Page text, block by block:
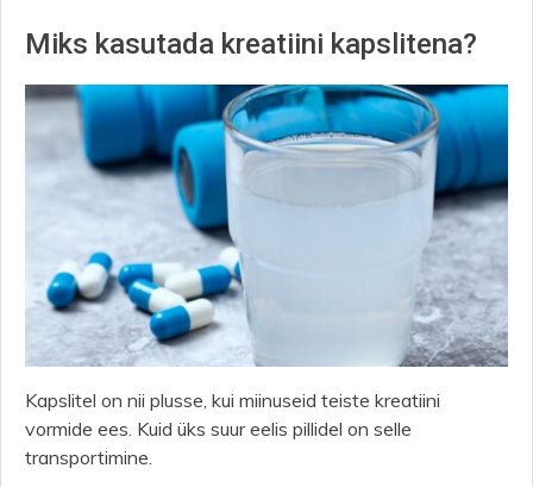
Miks kasutada kreatiini kapslitena?
Kapslitel on nii plusse, kui miinuseid teiste kreatiini
vormide ees. Kuid üks suur eelis pillidel on selle
transportimine.